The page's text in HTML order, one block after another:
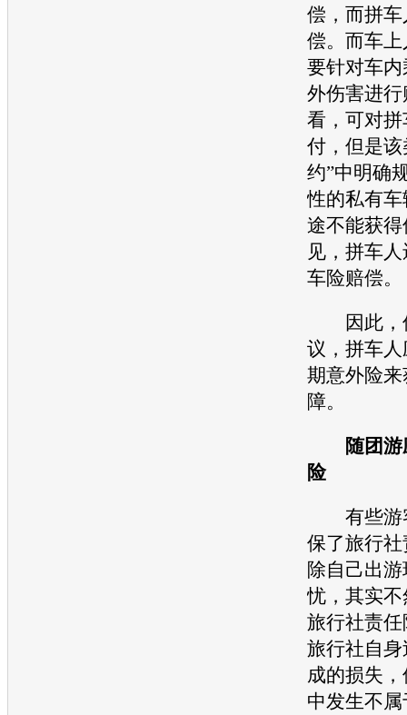
偿，而拼
偿。而车
要针对车
外伤害进
看，可对
付，但是该
约”中明确
性的私有
途不能获
见，拼车
车险赔偿。
因此，
议，拼车
期意外险
障。
随团游
险
有些游
保了旅行
除自己出
忧，其实
旅行社责
旅行社自
成的损失
中发生不